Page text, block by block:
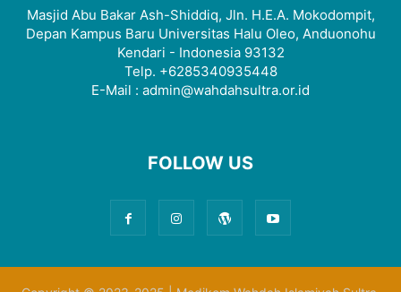
Masjid Abu Bakar Ash-Shiddiq, Jln. H.E.A. Mokodompit,
Depan Kampus Baru Universitas Halu Oleo, Anduonohu
Kendari - Indonesia 93132
Telp. +6285340935448
E-Mail : admin@wahdahsultra.or.id
FOLLOW US